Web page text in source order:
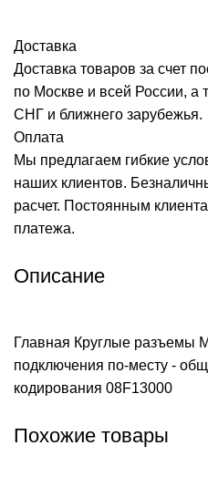
Доставка
Доставка товаров за счет
по Москве и всей России, а
СНГ и ближнего зарубежья.
Оплата
Мы предлагаем гибкие
наших клиентов.
расчет. Постоянным
платежа.
Описание
Главная Круглые разъемы
подключения по-месту -
кодирования 08F13000
Похожие товары